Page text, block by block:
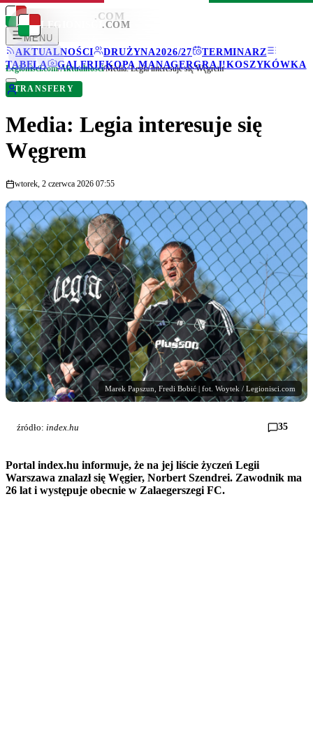
LEGIONISCI .COM
MENU
AKTUALNOŚCI
DRUŻYNA2026/27
TERMINARZ
TABELA
GALERIEKOPA MANAGERGRAJ!KOSZYKÓWKA
LEGIONISCI .COM
Legionisci.com/Aktualności/Media: Legia interesuje się Węgrem
TRANSFERY
Media: Legia interesuje się
Węgrem
wtorek, 2 czerwca 2026 07:55
Marek Papszun, Fredi Bobić | fot. Woytek / Legionisci.com
źródło: index.hu 35
Portal index.hu informuje, że na jej liście życzeń Legii
Warszawa znalazł się Węgier, Norbert Szendrei. Zawodnik ma
26 lat i występuje obecnie w Zalaegerszegi FC.